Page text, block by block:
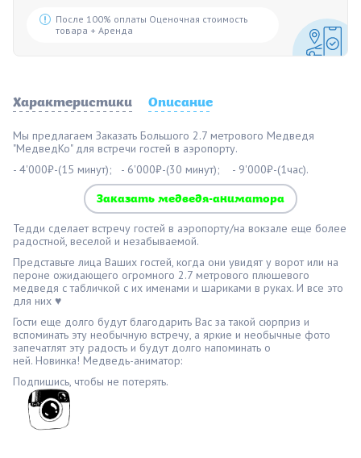
После 100% оплаты Оценочная стоимость
товара + Аренда
Характеристики Описание
Мы предлагаем Заказать Большого 2.7 метрового Медведя
"МедведКо" для встречи гостей в аэропорту.
- 4'000₽-(15 минут); - 6'000₽-(30 минут); - 9'000₽-(1час).
Заказать медведя-аниматора
Тедди сделает встречу гостей в аэропорту/на вокзале еще более
радостной, веселой и незабываемой.
Представьте лица Ваших гостей, когда они увидят у ворот или на
пероне ожидающего огромного 2.7 метрового плюшевого
медведя с табличкой с их именами и шариками в руках. И все это
для них ♥
Гости еще долго будут благодарить Вас за такой сюрприз и
вспоминать эту необычную встречу, а яркие и необычные фото
запечатлят эту радость и будут долго напоминать о
ней. Новинка! Медведь-аниматор:
Подпишись, чтобы не потерять.